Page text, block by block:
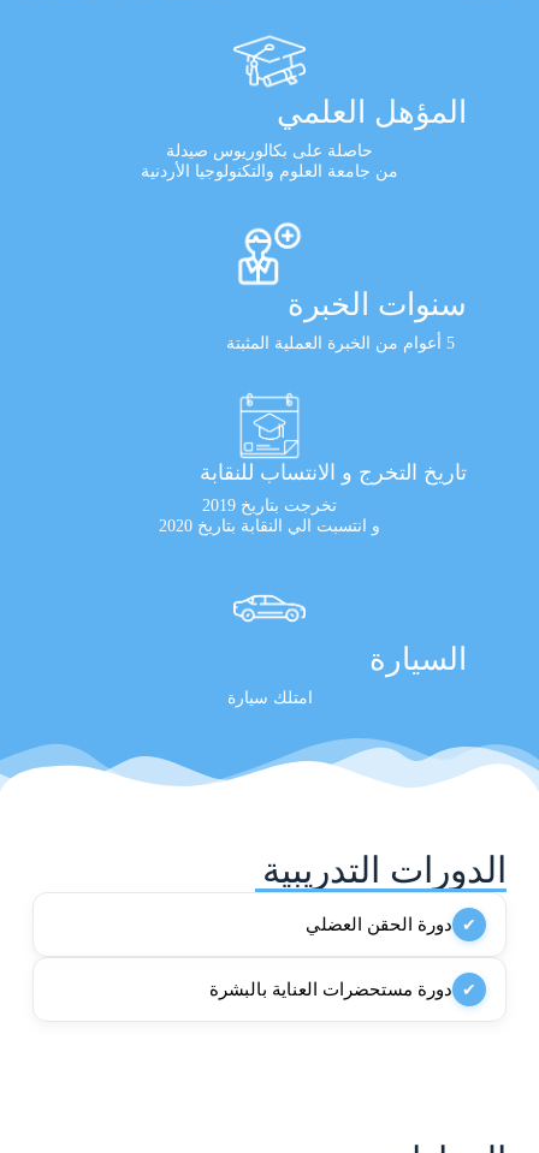
المؤهل العلمي
حاصلة على بكالوريوس صيدلة
من جامعة العلوم والتكنولوجيا الأردنية
سنوات الخبرة
5 أعوام من الخبرة العملية المثبتة
تاريخ التخرج و الانتساب للنقابة
تخرجت بتاريخ 2019
و انتسبت الي النقابة بتاريخ 2020
السيارة
امتلك سيارة
الدورات التدريبية
✔ دورة الحقن العضلي
✔ دورة مستحضرات العناية بالبشرة